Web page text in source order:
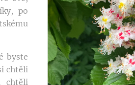
po
byste
chtěli
chtěli